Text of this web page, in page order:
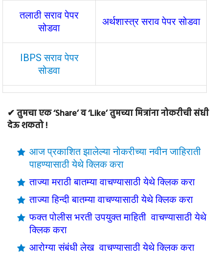
तलाठी सराव पेपर
सोडवा
अर्थशास्त्र सराव पेपर सोडवा
IBPS सराव पेपर
सोडवा
✔ तुमचा एक ‘Share’ व ‘Like’ तुमच्या मित्रांना नोकरीची संधी
देऊ शकतो !
आज प्रकाशित झालेल्या नोकरीच्या नवीन जाहिराती
पाहण्यासाठी येथे क्लिक करा
ताज्या मराठी बातम्या वाचण्यासाठी येथे क्लिक करा
ताज्या हिन्दी बातम्या वाचण्यासाठी येथे क्लिक करा
फक्त पोलीस भरती उपयुक्त माहिती वाचण्यासाठी येथे
क्लिक करा
आरोग्या संबंधी लेख वाचण्यासाठी येथे क्लिक करा